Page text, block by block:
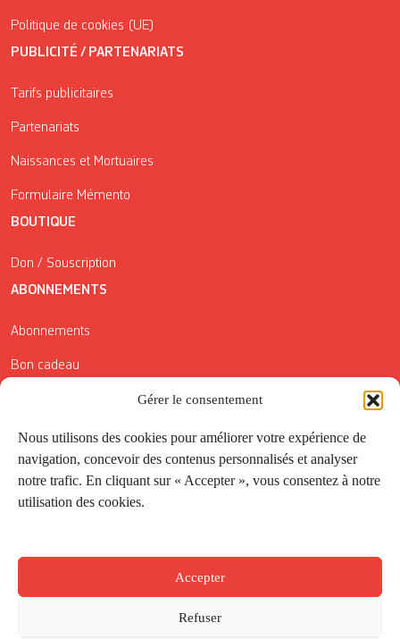
Gérer le consentement
Nous utilisons des cookies pour améliorer votre expérience de
navigation, concevoir des contenus personnalisés et analyser
notre trafic. En cliquant sur « Accepter », vous consentez à notre
utilisation des cookies.
Accepter
Refuser
Politique de cookies (UE)
PUBLICITÉ / PARTENARIATS
Tarifs publicitaires
Partenariats
Naissances et Mortuaires
Formulaire Mémento
BOUTIQUE
Don / Souscription
ABONNEMENTS
Abonnements
Bon cadeau
Conditions générales de vente
Réductions de la Carte Côté Courrier
Application